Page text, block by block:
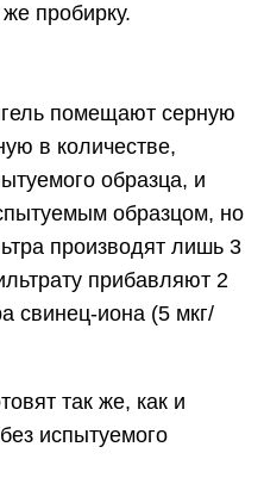
пробирку.
помещают серную
в количестве,
образца, и
образцом, но
производят лишь 3
прибавляют 2
свинец-иона (5 мкг/
так же, как и
испытуемого